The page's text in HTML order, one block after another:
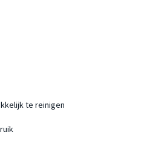
te reinigen